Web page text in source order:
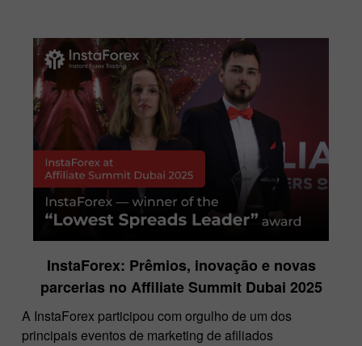
InstaForex: Prêmios, inovação e novas
parcerias no Affiliate Summit Dubai 2025
A InstaForex participou com orgulho de um dos
principais eventos de marketing de afiliados